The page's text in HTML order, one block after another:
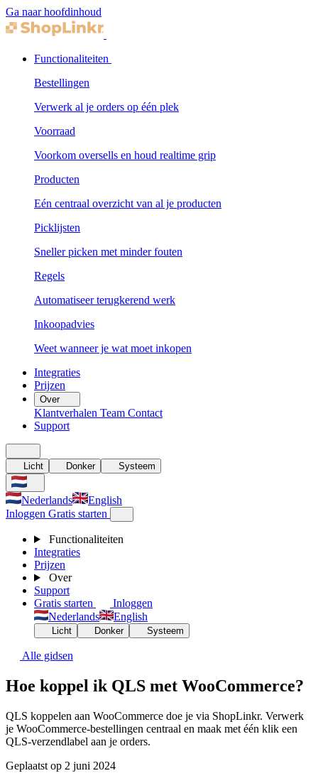
Ga naar hoofdinhoud
Functionaliteiten
Bestellingen
Verwerk al je orders op één plek
Voorraad
Voorkom oversells en houd realtime grip
Producten
Eén centraal overzicht van al je producten
Picklijsten
Sneller picken met minder fouten
Regels
Automatiseer terugkerend werk
Inkoopadvies
Weet wanneer je wat moet inkopen
Integraties
Prijzen
Over
Klantverhalen Team Contact
Support
Licht Donker Systeem
Nederlands
English
Inloggen Gratis starten
Functionaliteiten
Integraties
Prijzen
Over
Support
Gratis starten
Inloggen
Nederlands
English
Licht Donker Systeem
Alle gidsen
Hoe koppel ik QLS met WooCommerce?
QLS koppelen aan WooCommerce doe je via ShopLinkr. Verwerk
je WooCommerce-bestellingen centraal en maak met één klik een
QLS-verzendlabel aan je orders.
Geplaatst op 2 juni 2024